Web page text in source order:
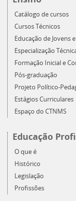
Catálogo de cursos
Cursos Técnicos
Educação de Jovens
Especialização
Formação Inicial e
Pós-graduação
Projeto Político-
Estágios Curriculares
Espaço do CTNMS
Educação
O que é
Histórico
Legislação
Profissões